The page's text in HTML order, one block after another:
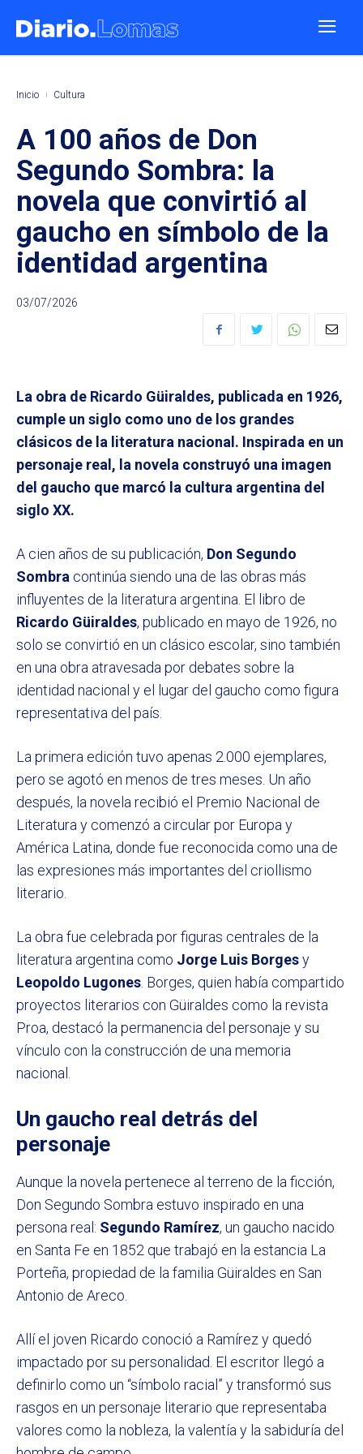
Inicio Cultura
A 100 años de Don
Segundo Sombra: la
novela que convirtió al
gaucho en símbolo de la
identidad argentina
03/07/2026
La obra de Ricardo Güiraldes, publicada en 1926,
cumple un siglo como uno de los grandes
clásicos de la literatura nacional. Inspirada en un
personaje real, la novela construyó una imagen
del gaucho que marcó la cultura argentina del
siglo XX.
A cien años de su publicación, Don Segundo
Sombra continúa siendo una de las obras más
influyentes de la literatura argentina. El libro de
Ricardo Güiraldes, publicado en mayo de 1926, no
solo se convirtió en un clásico escolar, sino también
en una obra atravesada por debates sobre la
identidad nacional y el lugar del gaucho como figura
representativa del país.
La primera edición tuvo apenas 2.000 ejemplares,
pero se agotó en menos de tres meses. Un año
después, la novela recibió el Premio Nacional de
Literatura y comenzó a circular por Europa y
América Latina, donde fue reconocida como una de
las expresiones más importantes del criollismo
literario.
La obra fue celebrada por figuras centrales de la
literatura argentina como Jorge Luis Borgesy
Leopoldo Lugones. Borges, quien había compartido
proyectos literarios con Güiraldes como la revista
Proa, destacó la permanencia del personaje y su
vínculo con la construcción de una memoria
nacional.
Un gaucho real detrás del
personaje
Aunque la novela pertenece al terreno de la ficción,
Don Segundo Sombra estuvo inspirado en una
persona real: Segundo Ramírez, un gaucho nacido
en Santa Fe en 1852 que trabajó en la estancia La
Porteña, propiedad de la familia Güiraldes en San
Antonio de Areco.
Allí el joven Ricardo conoció a Ramírez y quedó
impactado por su personalidad. El escritor llegó a
definirlo como un “símbolo racial” y transformó sus
rasgos en un personaje literario que representaba
valores como la nobleza, la valentía y la sabiduría del